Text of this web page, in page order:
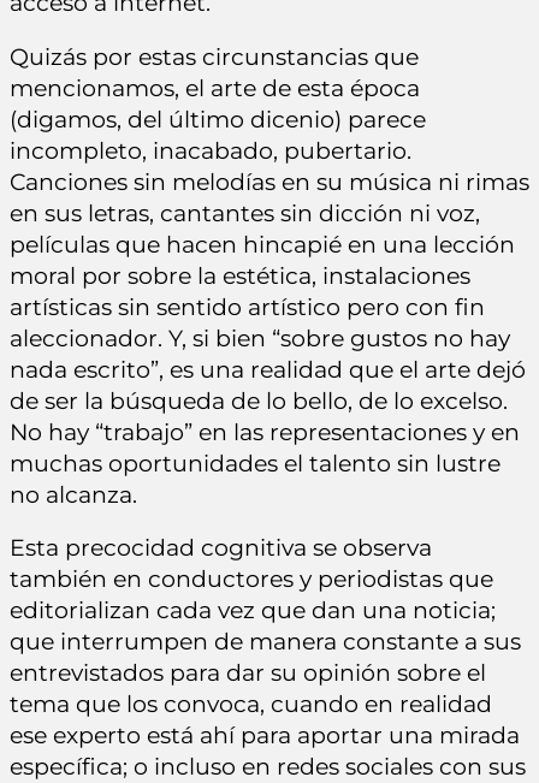
Quizás por estas circunstancias que
mencionamos, el arte de esta época
(digamos, del último dicenio) parece
incompleto, inacabado, pubertario.
Canciones sin melodías en su música ni rimas
en sus letras, cantantes sin dicción ni voz,
películas que hacen hincapié en una lección
moral por sobre la estética, instalaciones
artísticas sin sentido artístico pero con fin
aleccionador. Y, si bien “sobre gustos no hay
nada escrito”, es una realidad que el arte dejó
de ser la búsqueda de lo bello, de lo excelso.
No hay “trabajo” en las representaciones y en
muchas oportunidades el talento sin lustre
no alcanza.
Esta precocidad cognitiva se observa
también en conductores y periodistas que
editorializan cada vez que dan una noticia;
que interrumpen de manera constante a sus
entrevistados para dar su opinión sobre el
tema que los convoca, cuando en realidad
ese experto está ahí para aportar una mirada
específica; o incluso en redes sociales con sus